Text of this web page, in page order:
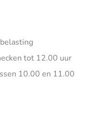
tot 12.00 uur
10.00 en 11.00